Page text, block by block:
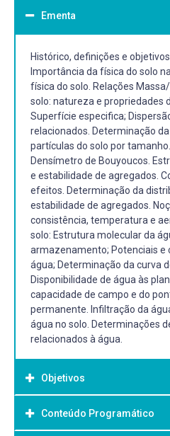
Ementa
Histórico, definições e
Importância da física do solo
física do solo. Relações
solo: natureza e propriedades
Superfície especifica;
relacionados. Determinação
partículas do solo por
Densímetro de Bouyoucos.
e estabilidade de agregados.
efeitos. Determinação da
estabilidade de agregados.
consistência, temperatura e
solo: Estrutura molecular da
armazenamento; Potenciais e
água; Determinação da curva
Disponibilidade de água às
capacidade de campo e do
permanente. Infiltração da
água no solo. Determinações
relacionados à água.
Objetivos
Objetivo Geral:
Conteúdo Programático